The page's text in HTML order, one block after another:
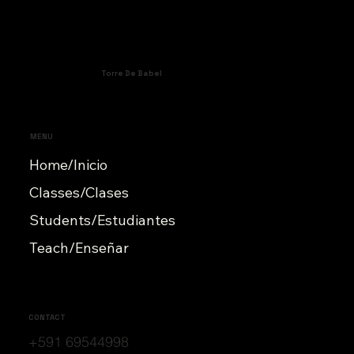
Torre De Babel
MENU
Home/Inicio
Classes/Clases
Students/Estudiantes
Teach/Enseñar
CONTACT
+591 69544998